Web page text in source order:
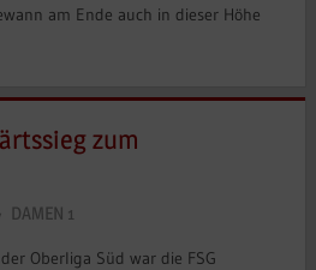
am Ende auch in dieser Höhe
zum
DAMEN 1
Oberliga Süd war die FSG